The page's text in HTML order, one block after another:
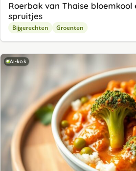
Roerbak van Thaise bloemkool
spruitjes
Bijgerechten Groenten
AI-kok